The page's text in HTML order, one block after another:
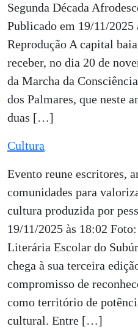
Segunda Década
Publicado em 19/11/2025
Reprodução A capital
receber, no dia 20 de
da Marcha da
dos Palmares, que neste
duas […]
Cultura
Evento reune escritores,
comunidades para
cultura produzida por
19/11/2025 às 18:02
Literária Escolar do
chega à sua terceira
compromisso de
como território de
cultural. Entre […]